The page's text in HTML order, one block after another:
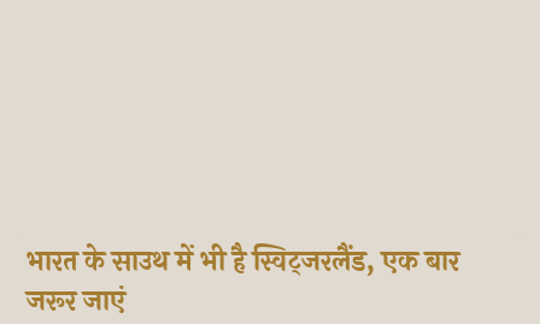
भारत के साउथ में भी है स्विट्जरलैंड, एक बार
जरूर जाएं